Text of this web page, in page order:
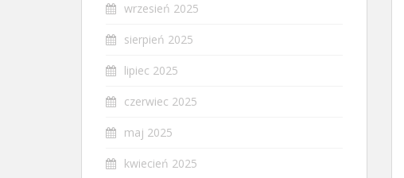
wrzesień 2025
sierpień 2025
lipiec 2025
czerwiec 2025
maj 2025
kwiecień 2025